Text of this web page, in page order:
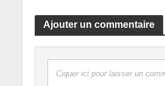
Ajouter un commentaire
Ciquer ici pour laisser un